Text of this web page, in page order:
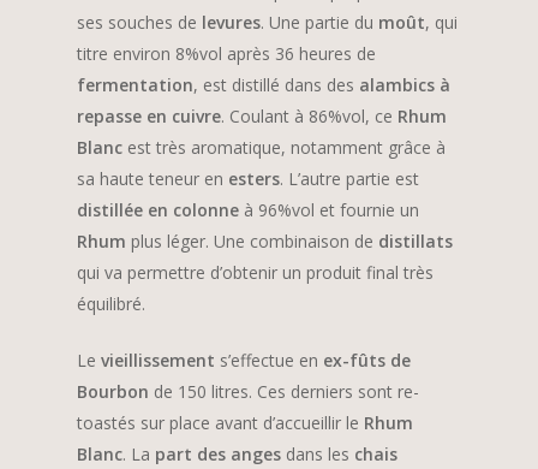
ses souches de levures. Une partie du moût, qui
titre environ 8%vol après 36 heures de
fermentation, est distillé dans des alambics à
repasse en cuivre. Coulant à 86%vol, ce Rhum
Blanc est très aromatique, notamment grâce à
sa haute teneur en esters. L’autre partie est
distillée en colonne à 96%vol et fournie un
Rhum plus léger. Une combinaison de distillats
qui va permettre d’obtenir un produit final très
équilibré.
Le vieillissement s’effectue en ex-fûts de
Bourbon de 150 litres. Ces derniers sont re-
toastés sur place avant d’accueillir le Rhum
Blanc. La part des anges dans les chais